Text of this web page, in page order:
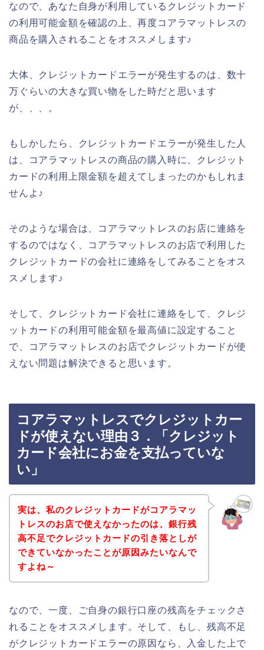
なので、あなた自身が利用しているクレジットカード
の利用可能金額を確認の上、再度コアラマットレスの
商品を購入されることをオススメします♪
大体、クレジットカードエラーが発生するのは、数十
万ぐらいの大きな買い物をした時だと思います
が、、、。
もしかしたら、クレジットカードエラーが発生した人
は、コアラマットレスの商品の購入時に、クレジット
カードの利用上限金額を超えてしまったのかもしれま
せんよ♪
そのような場合は、コアラマットレスのお店に連絡を
するのではなく、コアラマットレスのお店で利用した
クレジットカードの会社に連絡をしてみることをオス
スメします♪
そして、クレジットカード会社に連絡をして、クレジ
ットカードの利用可能金額を最高値に設定すること
で、コアラマットレスのお店でクレジットカードが使
えない問題は解決できると思います。
コアラマットレスでクレジットカー
ドが使えない理由３．「クレジット
カード会社にお金を支払っていな
い」
実は、私のクレジットカードがコアラマッ
トレスのお店で使えなかったのは、銀行残
高不足でクレジットカードの引き落としが
できていなかったことが原因みたいなんで
すよね～
なので、一度、ご自身の銀行口座の残高をチェックさ
れることをオススメします。そして、もし、残高不足
がクレジットカードエラーの原因なら、入金した上で